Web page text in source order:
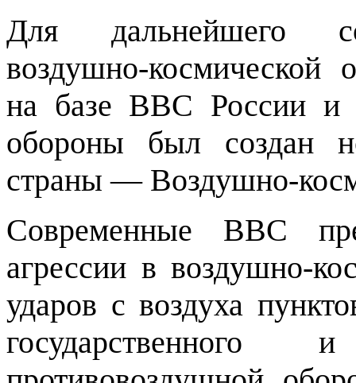
Для дальнейшего
воздушно-
на базе ВВС России и
обороны был создан
страны — Воздушно-
Современные ВВС
агрессии в воздушно-
ударов с воздуха
государственного